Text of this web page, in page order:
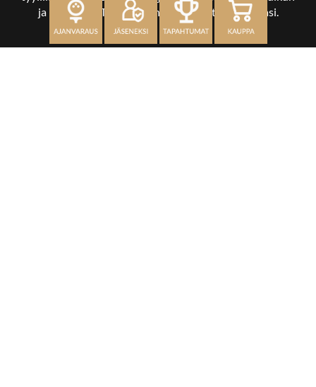
ja kuikankin. Tärkeintä on, että nautit vierailustasi.